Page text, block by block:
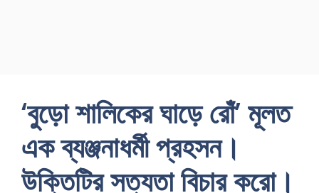
‘বুড়ো শালিকের ঘাড়ে রোঁ’ মূলত
এক ব্যঞ্জনাধর্মী প্রহসন।
উক্তিটির সত্যতা বিচার করো।